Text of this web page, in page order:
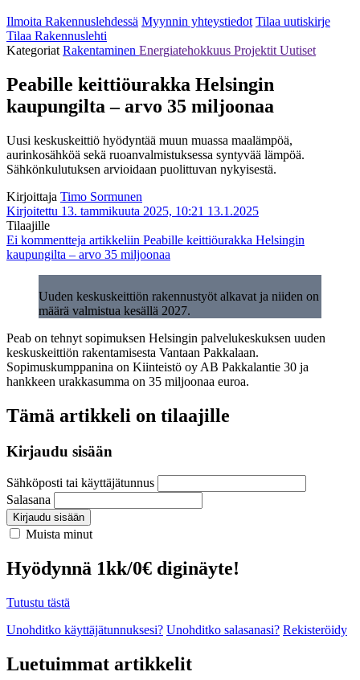
Ilmoita Rakennuslehdessä Myynnin yhteystiedot Tilaa uutiskirje
Tilaa Rakennuslehti
Kategoriat Rakentaminen Energiatehokkuus Projektit Uutiset
Peabille keittiöurakka Helsingin
kaupungilta – arvo 35 miljoonaa
Uusi keskuskeittiö hyödyntää muun muassa maalämpöä,
aurinkosähköä sekä ruoanvalmistuksessa syntyvää lämpöä.
Sähkönkulutuksen arvioidaan puolittuvan nykyisestä.
Kirjoittaja Timo Sormunen
Kirjoitettu 13. tammikuuta 2025, 10:21 13.1.2025
Tilaajille
Ei kommentteja artikkeliin Peabille keittiöurakka Helsingin
kaupungilta – arvo 35 miljoonaa
Uuden keskuskeittiön rakennustyöt alkavat ja niiden on
määrä valmistua kesällä 2027.
Peab on tehnyt sopimuksen Helsingin palvelukeskuksen uuden
keskuskeittiön rakentamisesta Vantaan Pakkalaan.
Sopimuskumppanina on Kiinteistö oy AB Pakkalantie 30 ja
hankkeen urakkasumma on 35 miljoonaa euroa.
Tämä artikkeli on tilaajille
Kirjaudu sisään
Sähköposti tai käyttäjätunnus
Salasana
Kirjaudu sisään
Muista minut
Hyödynnä 1kk/0€ diginäyte!
Tutustu tästä
Unohditko käyttäjätunnuksesi? Unohditko salasanasi? Rekisteröidy
Luetuimmat artikkelit